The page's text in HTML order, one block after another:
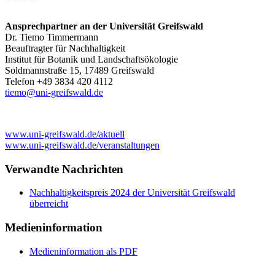
Ansprechpartner an der Universität Greifswald
Dr. Tiemo Timmermann
Beauftragter für Nachhaltigkeit
Institut für Botanik und Landschaftsökologie
Soldmannstraße 15, 17489 Greifswald
Telefon +49 3834 420 4112
tiemo@uni-greifswald.de
www.uni-greifswald.de/aktuell
www.uni-greifswald.de/veranstaltungen
Verwandte Nachrichten
Nachhaltigkeitspreis 2024 der Universität Greifswald
überreicht
Medieninformation
Medieninformation als PDF